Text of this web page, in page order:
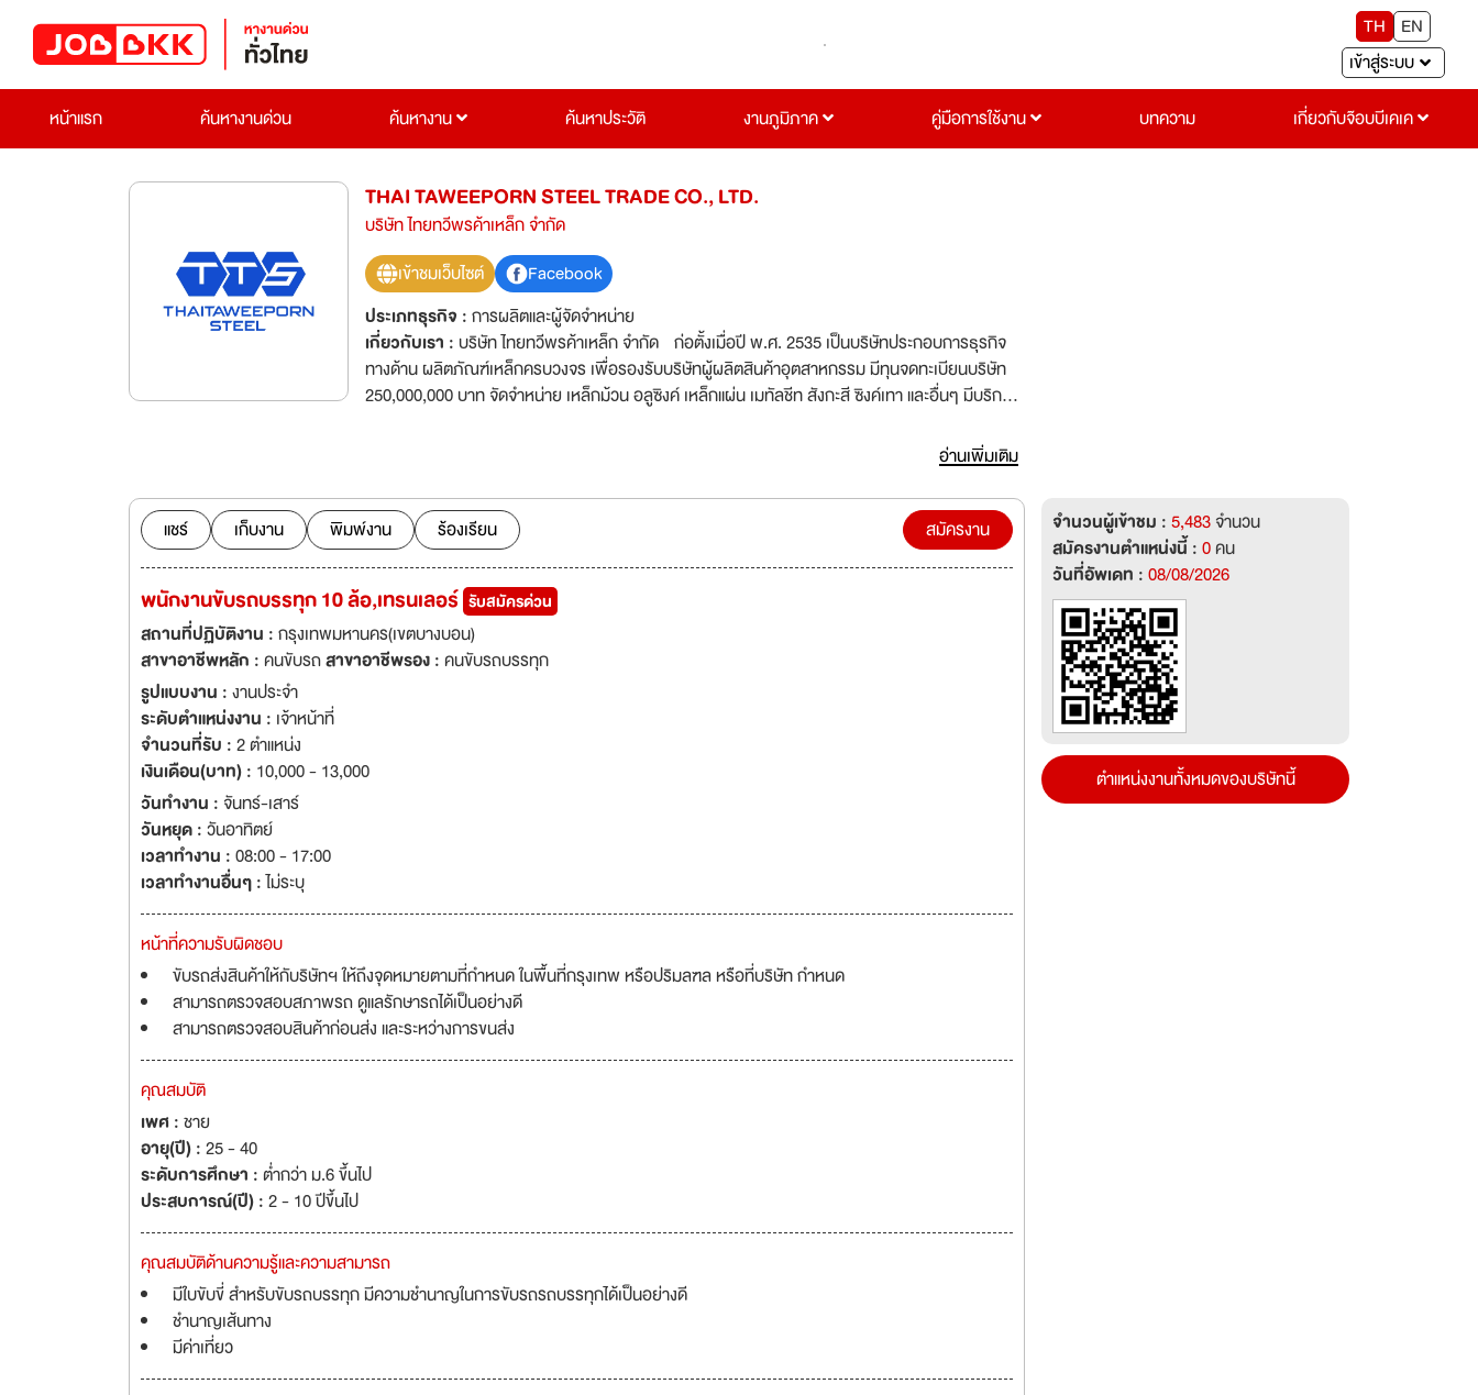
TH
EN
เข้าสู่ระบบ
หน้าแรก
ค้นหางานด่วน ค้นหางาน ค้นหาประวัติ งานภูมิภาค คู่มือการใช้งาน บทความ เกี่ยวกับจ๊อบบีเคเค
THAI TAWEEPORN STEEL TRADE CO., LTD.
บริษัท ไทยทวีพรค้าเหล็ก จำกัด
เข้าชมเว็บไซต์
Facebook
ประเภทธุรกิจ :การผลิตและผู้จัดจำหน่าย
เกี่ยวกับเรา :บริษัท ไทยทวีพรค้าเหล็ก จำกัด ก่อตั้งเมื่อปี พ.ศ. 2535 เป็นบริษัทประกอบการธุรกิจ
ทางด้าน ผลิตภัณฑ์เหล็กครบวงจร เพื่อรองรับบริษัทผู้ผลิตสินค้าอุตสาหกรรม มีทุนจดทะเบียนบริษัท
250,000,000 บาท จัดจำหน่าย เหล็กม้วน อลูซิงค์ เหล็กแผ่น เมทัลชีท สังกะสี ซิงค์เทา และอื่นๆ มีบริการ
เหล็ก จำกัด มีบุคคลากรที่เชี่ยวชาญทางด้านเหล็ก และอลูซิงค์เมทัลชีทเป็นอย่างพิเศษ ตอบสนองความ
ต้องการให้กับลูกค้าทั้งด้านราคา คุณภาพและบริการได้อย่างลงตัว ทุกกระบวนการได้ถูกตรวจสอบและ
ควบคุมอย่างเป็นระบบ โดยผู้บริหารและพนักงานในองค์กร อย่างตั้งใจและมุ่งมั่น ก่อนที่สินค้าจะถูกส่งมอบ
ไปยังลูกค้าเป้าหมาย บริษัทฯ ไม่หยุดพัฒนาและเติบโตอย่างต่อเนื่อง และมีแผนงานขยายสินค้าและธุรกิจ
จึงมีความต้องการผู้ที่มีประสบการณ์และมีความตั้งใจ เข้ามาช่วยพัฒนาและร่วมงานกับเรา
อ่านเพิ่มเติม
แชร์ เก็บงาน พิมพ์งาน ร้องเรียน สมัครงาน
พนักงานขับรถบรรทุก 10 ล้อ,เทรนเลอร์ รับสมัครด่วน
สถานที่ปฏิบัติงาน :กรุงเทพมหานคร(เขตบางบอน)
สาขาอาชีพหลัก :คนขับรถสาขาอาชีพรอง :คนขับรถบรรทุก
รูปแบบงาน :งานประจำ
ระดับตำแหน่งงาน : เจ้าหน้าที่
จำนวนที่รับ :2 ตำแหน่ง
เงินเดือน(บาท) : 10,000 - 13,000
วันทำงาน : จันทร์-เสาร์
วันหยุด :วันอาทิตย์
เวลาทำงาน :08:00 - 17:00
เวลาทำงานอื่นๆ :ไม่ระบุ
หน้าที่ความรับผิดชอบ
ขับรถส่งสินค้าให้กับริษัทฯ ให้ถึงจุดหมายตามที่กำหนด ในพื้นที่กรุงเทพ หรือปริมลฑล หรือที่บริษัท กำหนด
สามารถตรวจสอบสภาพรถ ดูแลรักษารถได้เป็นอย่างดี
สามารถตรวจสอบสินค้าก่อนส่ง และระหว่างการขนส่ง
คุณสมบัติ
เพศ :ชาย
อายุ(ปี) :25 - 40
ระดับการศึกษา :ต่ำกว่า ม.6 ขึ้นไป
ประสบการณ์(ปี) :2 - 10 ปีขึ้นไป
คุณสมบัติด้านความรู้และความสามารถ
มีใบขับขี่ สำหรับขับรถบรรทุก มีความชำนาญในการขับรถรถบรรทุกได้เป็นอย่างดี
ชำนาญเส้นทาง
มีค่าเที่ยว
จำนวนผู้เข้าชม :5,483จำนวน
สมัครงานตำแหน่งนี้ :0คน
วันที่อัพเดท :08/08/2026
ตำแหน่งงานทั้งหมดของบริษัทนี้